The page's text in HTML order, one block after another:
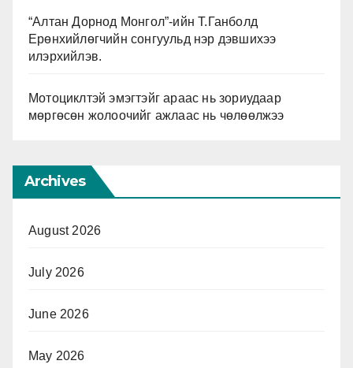
“Алтан Дорнод Монгол”-ийн Т.Ганболд
Ерөнхийлөгчийн сонгуульд нэр дэвшихээ
илэрхийлэв.
Мотоциклтэй эмэгтэйг араас нь зориудаар
мөргөсөн жолоочийг ажлаас нь чөлөөлжээ
Archives
August 2026
July 2026
June 2026
May 2026